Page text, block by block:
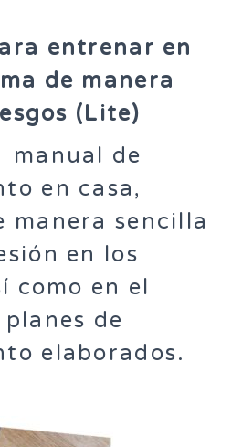
entrenar en
de manera
(Lite)
manual de
en casa,
manera sencilla
en los
como en el
de
elaborados.